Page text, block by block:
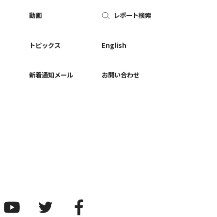
動画
トピックス
新着通知メール
レポート検索
English
お問い合わせ